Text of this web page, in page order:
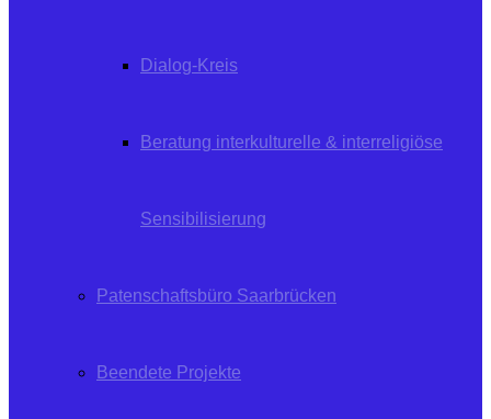
Dialog-Kreis
Beratung interkulturelle & interreligiöse
Sensibilisierung
Patenschaftsbüro Saarbrücken
Beendete Projekte